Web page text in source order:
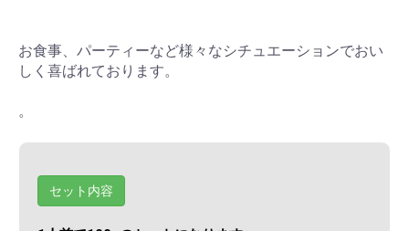
お食事、パーティーなど様々なシチュエーションでおい
しく喜ばれております。
。
セット内容